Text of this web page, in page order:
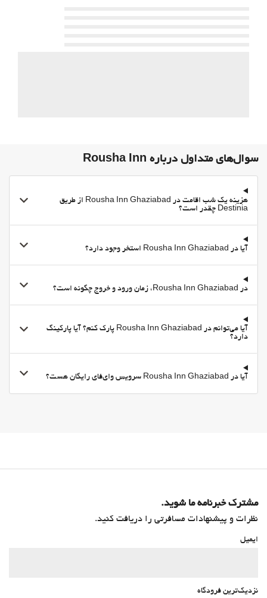
وای‌فای در تمامی بخش‌ها در دسترس است
اینترنت
سوال‌های متداول درباره Rousha Inn
هزینه یک شب اقامت در Rousha Inn Ghaziabad از طریق
Destinia چقدر است؟
آیا در Rousha Inn Ghaziabad استخر وجود دارد؟
در Rousha Inn Ghaziabad، زمان ورود و خروج چگونه است؟
آیا می‌توانم در Rousha Inn Ghaziabad پارک کنم؟ آیا پارکینگ
دارد؟
آیا در Rousha Inn Ghaziabad سرویس وای‌فای رایگان هست؟
مشترک خبرنامه ما شوید.
نظرات و پیشنهادات مسافرتی را دریافت کنید.
ایمیل
نزدیک‌ترین فرودگاه